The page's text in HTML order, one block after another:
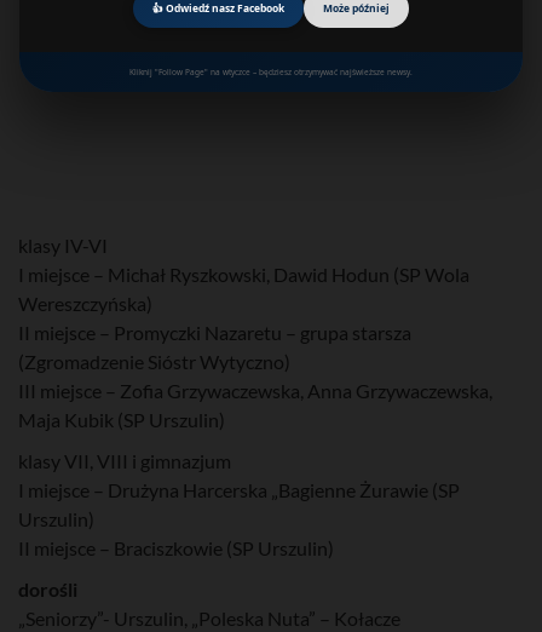
👍 Odwiedź nasz Facebook Może później
Kliknij "Follow Page" na wtyczce – będziesz otrzymywać najświeższe newsy.
klasy IV-VI
I miejsce – Michał Ryszkowski, Dawid Hodun (SP Wola
Wereszczyńska)
II miejsce – Promyczki Nazaretu – grupa starsza
(Zgromadzenie Sióstr Wytyczno)
III miejsce – Zofia Grzywaczewska, Anna Grzywaczewska,
Maja Kubik (SP Urszulin)
klasy VII, VIII i gimnazjum
I miejsce – Drużyna Harcerska „Bagienne Żurawie (SP
Urszulin)
II miejsce – Braciszkowie (SP Urszulin)
dorośli
„Seniorzy”- Urszulin, „Poleska Nuta” – Kołacze